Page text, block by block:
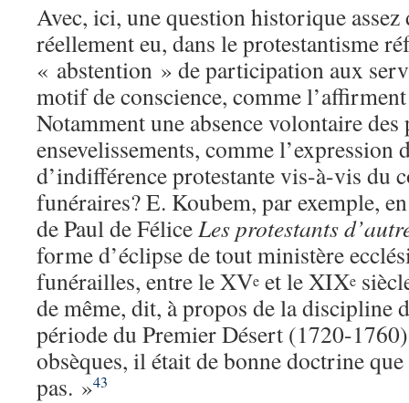
Avec, ici, une question historique
réellement eu, dans le protestantisme
« abstention » de participation aux
motif de conscience, comme
Notamment une absence volontaire des
ensevelissements, comme l’expression
d’indifférence protestante vis-à-vis du
funéraires? E. Koubem, par exemple,
de Paul de FéliceLes protestants
forme d’éclipse de tout ministère
funérailles, entre le XVe et le XIXe
de même, dit, à propos de la discipline
période du Premier Désert (1720-
obsèques, il était de bonne doctrine que
pas. »43